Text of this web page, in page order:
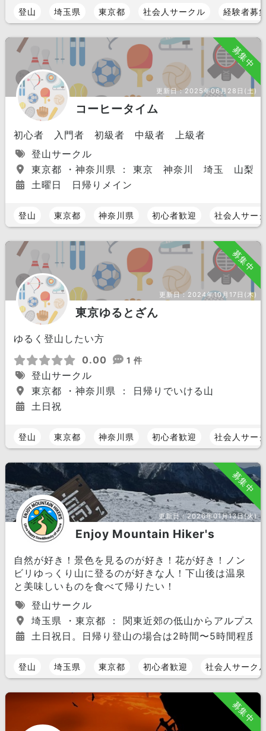
登山 埼玉県 東京都 社会人サークル 経験者募
募集中
更新日：2025年06月28日(土)
コーヒータイム
初心者 入門者 初級者 中級者 上級者
登山サークル
東京都 ・神奈川県 ： 東京 神奈川 埼玉 山梨
土曜日 日帰りメイン
登山 東京都 神奈川県 初心者歓迎 社会人サー
募集中
更新日： 2024年10月17日(木)
東京ゆるとざん
ゆるく登山したい方
0.00
1 件
登山サークル
東京都 ・神奈川県 ： 日帰りでいける山
土日祝
登山 東京都 神奈川県 初心者歓迎 社会人サー
募集中
更新日：2026年01月13日(火)
Enjoy Mountain Hiker's
自然が好き！景色を見るのが好き！花が好き！ノン
ビリゆっくり山に登るのが好きな人！下山後は温泉
と美味しいものを食べて帰りたい！
登山サークル
埼玉県 ・東京都 ： 関東近郊の低山からアルプス
土日祝日。日帰り登山の場合は2時間〜5時間程度
登山 埼玉県 東京都 初心者歓迎 社会人サーク
募集中